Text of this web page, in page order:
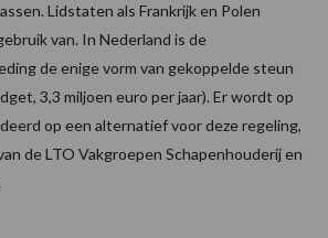
Lidstaten als Frankrijk en Polen
van. In Nederland is de
de enige vorm van gekoppelde steun
3,3 miljoen euro per jaar). Er wordt op
op een alternatief voor deze regeling,
de LTO Vakgroepen Schapenhouderij en